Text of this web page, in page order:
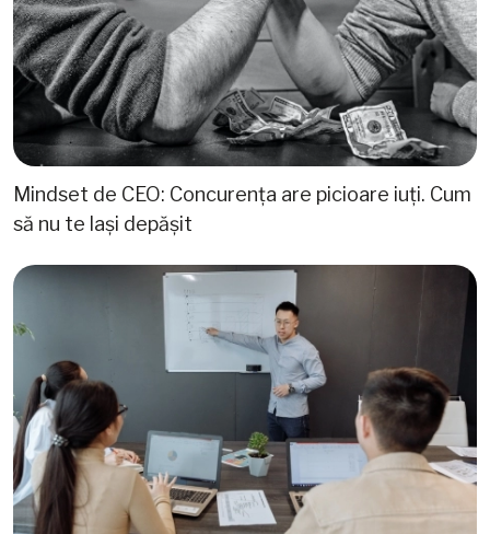
Mindset de CEO: Concurența are picioare iuți. Cum
să nu te lași depășit